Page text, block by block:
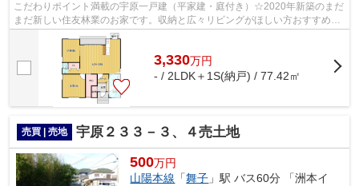
こだわりポイント満載の宇原一戸建（平家建・庭付き）☆2020年新築のまだ
まだ新しい住友林業のお家です。収納と広々リビングがほしい方おすすめの
2SLDKの間取りです！
3,330万円
- / 2LDK＋1S(納戸) / 77.42㎡
売買 | 売地 宇原２３３－３、４売土地
500万円
山陽本線 「舞子 」駅 バス60分 「洲本イ